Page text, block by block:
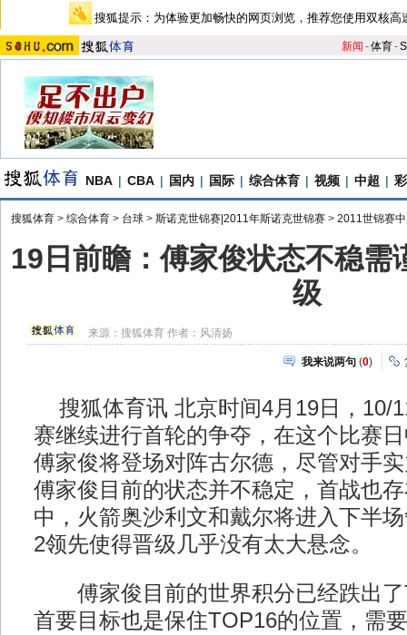
搜狐提示：为体验更加畅快的网页浏览，推荐您使用双核高
新闻 -体育-S
NBA | CBA | 国内 | 国际 | 综合体育 | 视频 | 中超 |
搜狐体育 > 综合体育 > 台球 > 斯诺克世锦赛|2011年斯诺克世锦赛 > 2011世锦赛
19日前瞻：傅家俊状态不稳需
级
来源：搜狐体育 作者：风清扬
我来说两句 (0)
搜狐体育讯 北京时间4月19日，10/
赛继续进行首轮的争夺，在这个比赛
傅家俊将登场对阵古尔德，尽管对手
傅家俊目前的状态并不稳定，首战也
中，火箭奥沙利文和戴尔将进入下半
2领先使得晋级几乎没有太大悬念。
傅家俊目前的世界积分已经跌出了
首要目标也是保住TOP16的位置，需